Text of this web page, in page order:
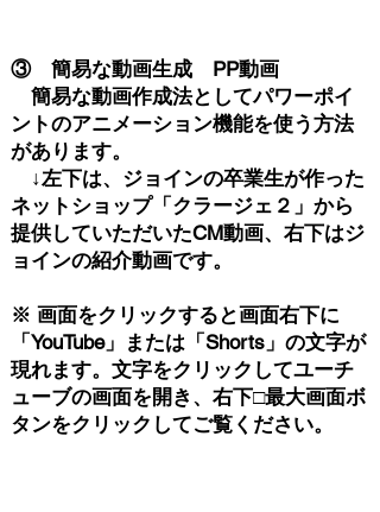
③ 簡易な動画生成 PP動画
​ 簡易な動画作成法としてパワーポイ
ントのアニメーション機能を使う方法
があります。
↓左下は、ジョインの卒業生が作った
ネットショップ「クラージェ２」から
提供していただいたCM動画、右下はジ
ョインの紹介動画です。
※ 画面をクリックすると画面右下に
「YouTube」または「Shorts」の文字が
現れます。文字をクリックしてユーチ
ューブの画面を開き、右下□最大画面ボ
タンをクリックしてご覧ください。